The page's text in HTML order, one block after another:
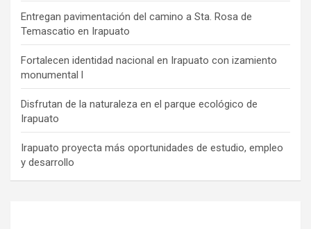
Entregan pavimentación del camino a Sta. Rosa de
Temascatio en Irapuato
Fortalecen identidad nacional en Irapuato con izamiento
monumental l
Disfrutan de la naturaleza en el parque ecológico de
Irapuato
Irapuato proyecta más oportunidades de estudio, empleo
y desarrollo